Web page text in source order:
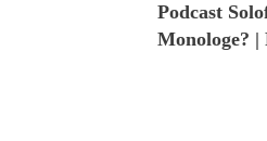
Podcast
Monologe? |